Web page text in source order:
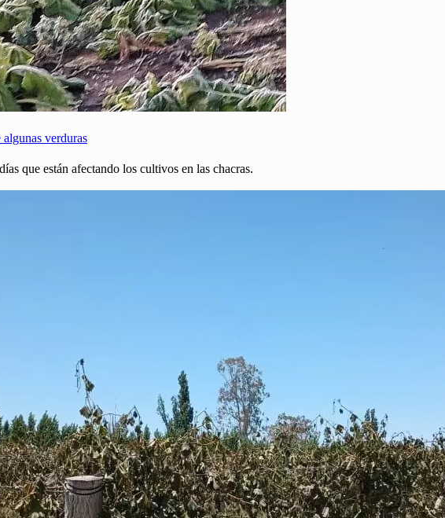
verduras
que están afectando los cultivos en las chacras.